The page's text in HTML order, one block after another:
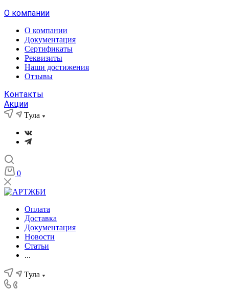
О компании
О компании
Документация
Сертификаты
Реквизиты
Наши достижения
Отзывы
Контакты
Акции
Тула
0
Оплата
Доставка
Документация
Новости
Статьи
...
Тула